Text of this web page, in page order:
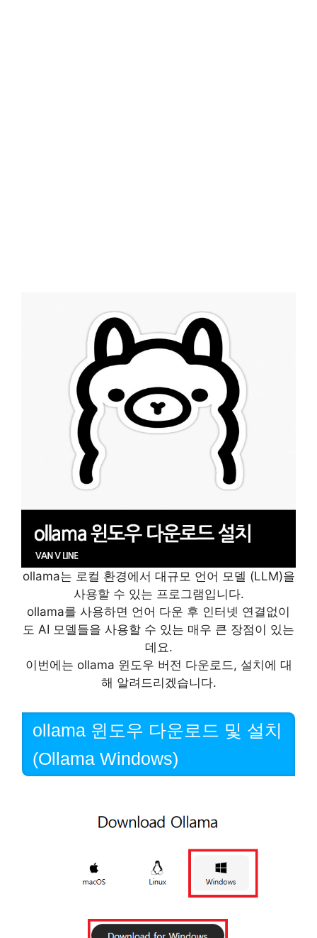
ollama는 로컬 환경에서 대규모 언어 모델 (LLM)을
사용할 수 있는 프로그램입니다.
ollama를 사용하면 언어 다운 후 인터넷 연결없이
도 AI 모델들을 사용할 수 있는 매우 큰 장점이 있는
데요.
이번에는 ollama 윈도우 버전 다운로드, 설치에 대
해 알려드리겠습니다.
ollama 윈도우 다운로드 및 설치
(Ollama Windows)